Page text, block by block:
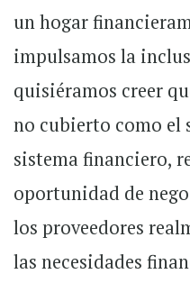
un hogar
impulsamos la
quisiéramos creer
no cubierto como el
sistema financiero,
oportunidad de
los proveedores
las necesidades